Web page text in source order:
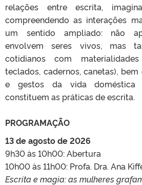
relações entre escrita,
compreendendo as interações
um sentido ampliado: não
envolvem seres vivos, mas
cotidianos com
teclados, cadernos, canetas),
e gestos da vida doméstica
constituem as práticas de escrita.
PROGRAMAÇÃO
13 de agosto de 2026
9h30 às 10h00: Abertura
10h00 às 11h00: Profa. Dra. Ana
Escrita e magia: as mulheres